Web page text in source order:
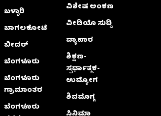
ಬಳ್ಳಾರಿ
ಬಾಗಲಕೋಟೆ
ಬೀದರ್
ಬೆಂಗಳೂರು
ಬೆಂಗಳೂರು
ಗ್ರಾಮಾಂತರ
ಬೆಂಗಳೂರು
ವಿಶೇಷ ಅಂಕಣ
ವೀಡಿಯೊ ಸುದ್ದಿ
ವ್ಯಾಪಾರ
ಶಿಕ್ಷಣ-
ಸ್ಪರ್ಧಾತ್ಮಕ-
ಉದ್ಯೋಗ
ಶಿವಮೊಗ್ಗ